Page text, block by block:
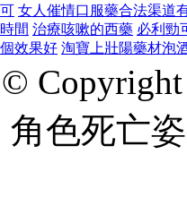
可 女人催情口服藥合法渠道
時間 治療咳嗽的西藥 必利勁
個效果好 淘寶上壯陽藥材泡
© Copyright
角色死亡